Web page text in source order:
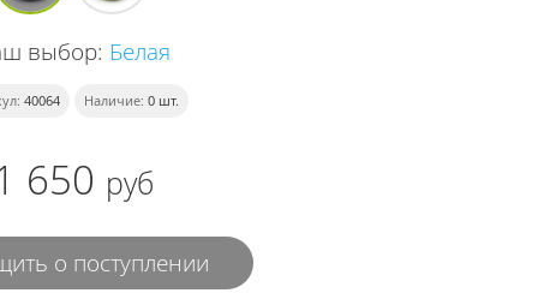
выбор: Белая
40064 Наличие: 0шт.
650 руб
о поступлении